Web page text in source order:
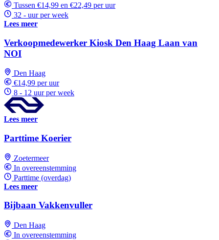
Tussen €14,99 en €22,49 per uur
32 - uur per week
Lees meer
Verkoopmedewerker Kiosk Den Haag Laan van
NOI
Den Haag
€14,99 per uur
8 - 12 uur per week
Lees meer
Parttime Koerier
Zoetermeer
In overeenstemming
Parttime (overdag)
Lees meer
Bijbaan Vakkenvuller
Den Haag
In overeenstemming